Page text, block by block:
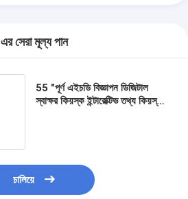
এর সেরা মূল্য পান
55 "পূর্ণ এইচডি বিজ্ঞাপন ডিজিটাল
স্বাক্ষর কিয়স্ক ইন্টারেক্টিভ তথ্য কিয়স্ক
চালিয়ে